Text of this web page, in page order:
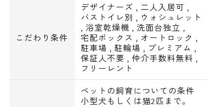
◆セブンイレブン‥204m
◆サークルK‥251m
◆ヤマザキショップ‥304m
ドラッグストア
◆くすりセイジョー‥605m
こだわり条件
デザイナーズ , 二人入居可 ,
バストイレ別 , ウォシュレット
, 浴室乾燥機 , 洗面台独立 ,
宅配ボックス , オートロック ,
駐車場 , 駐輪場 , プレミアム ,
保証人不要 ,仲介手数料無料 ,
フリーレント
ペットの飼育についての条件
小型犬もしくは猫2匹まで。
営業時間 10：00～18：00
メールでお問い合わせ
お問い合わせ